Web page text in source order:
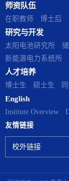
师资队伍
在职教师 博士后
研究与开发
太阳电池研究所
新能源电力系统所
人才培养
博士生 硕士生
English
Institute Overview
友情链接
校外链接